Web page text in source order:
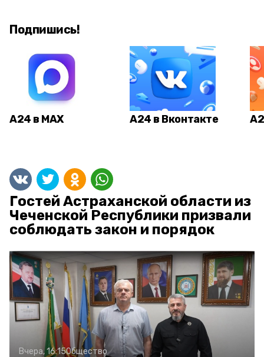
Подпишись!
А24 в MAX А24 в Вконтакте
Гостей Астраханской области из
Чеченской Республики призвали
соблюдать закон и порядок
Вчера, 16:15Общество